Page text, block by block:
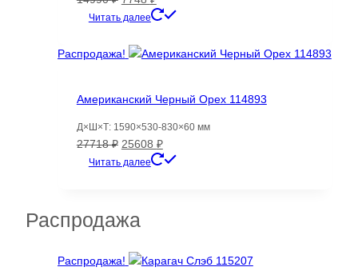
цена
14990 ₽.
цена:
Читать далее
Распродажа!
Американский Черный Орех 114893
Д×Ш×Т: 1590×530-830×60 мм
27718₽ Первоначальная
цена
25608 ₽Текущая
цена:
Читать далее
Распродажа
Распродажа!